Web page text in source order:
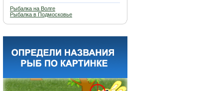
Рыбалка на Волге
Рыбалка в Подмосковье